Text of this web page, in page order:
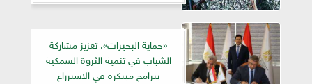
«حماية البحيرات»: تعزيز مشاركة
الشباب في تنمية الثروة السمكية
ببرامج مبتكرة في الاستزراع